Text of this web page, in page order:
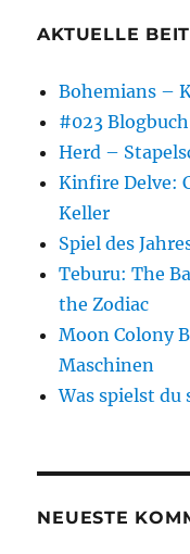
AKTUELLE
Bohemians –
#023
Herd –
Kinfire Delve:
Keller
Spiel des
Teburu: The
the Zodiac
Moon Colony
Maschinen
Was spielst du
NEUESTE